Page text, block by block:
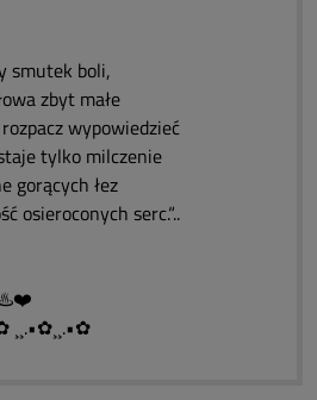
boli,
zbyt małe
wypowiedzieć
tylko milczenie
łez
serc.“..
¸¸.•✿¸¸.•✿